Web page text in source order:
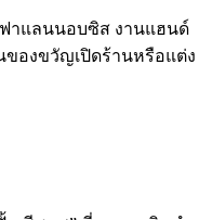
าแลนนอบซิส งานแฮนด์
ของขวัญเปิดร้านหรือแต่ง